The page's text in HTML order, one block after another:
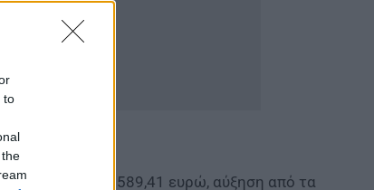
to
589,41 ευρώ, αύξηση από τα